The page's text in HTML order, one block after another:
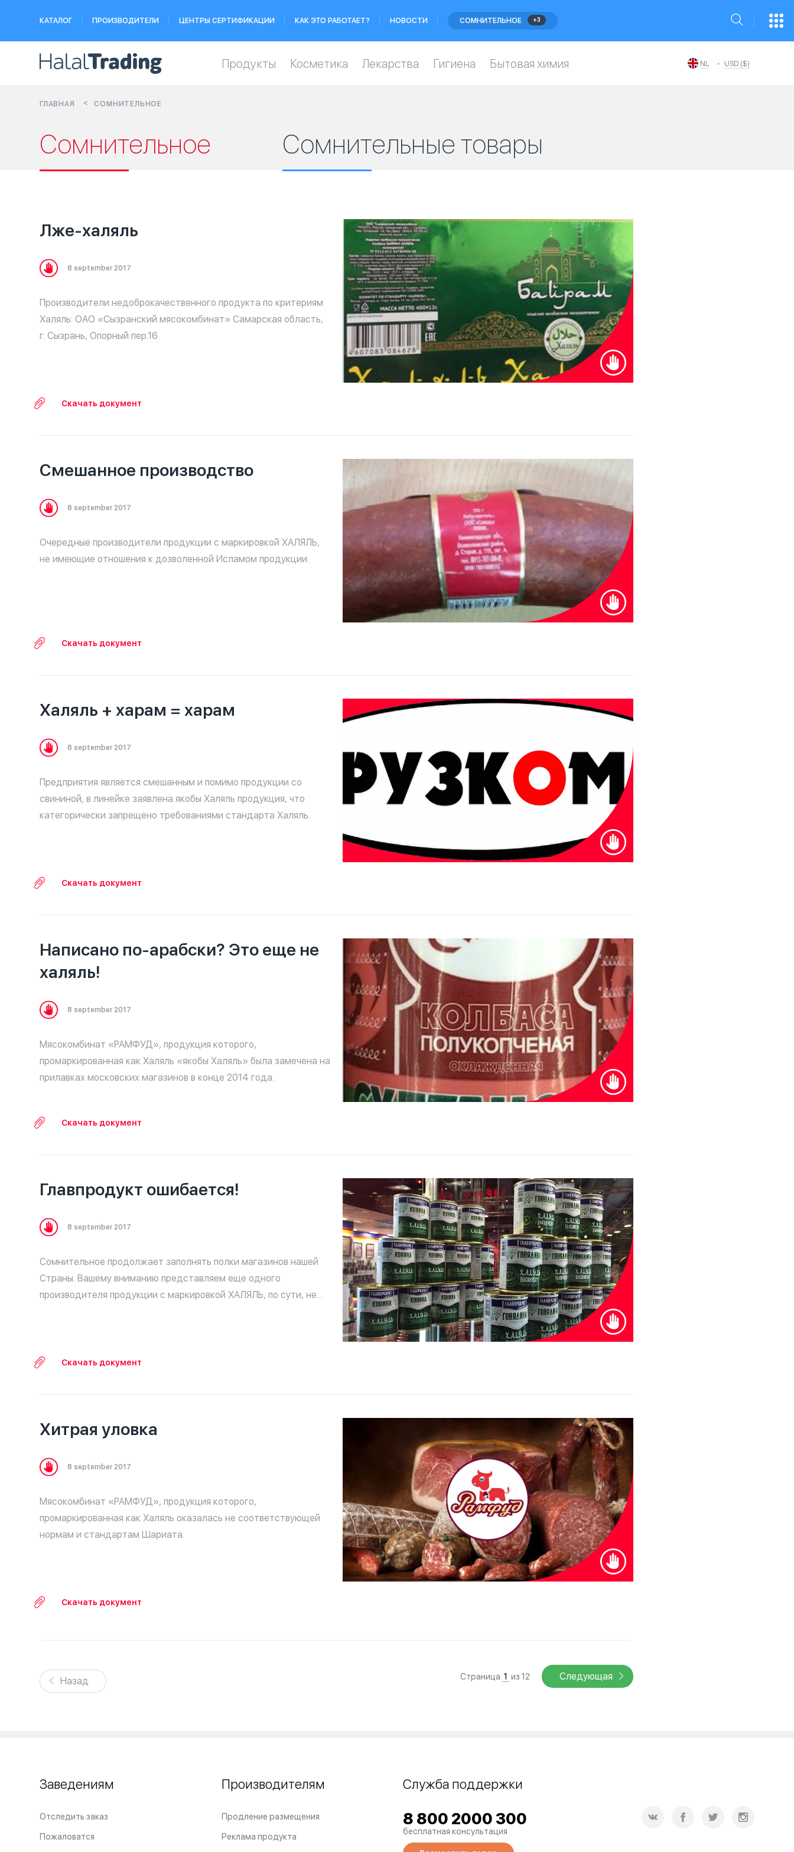
КАТАЛОГ ПРОИЗВОДИТЕЛИ ЦЕНТРЫ СЕРТИФИКАЦИИ КАК ЭТО РАБОТАЕТ? НОВОСТИ СОМНИТЕЛЬНОЕ +3
USD ($)
NL
Продукты Косметика Лекарства Гигиена Бытовая химия
ГЛАВНАЯ СОМНИТЕЛЬНОЕ
Сомнительное Сомнительные товары
Лже-халяль
8 september 2017
Производители недоброкачественного продукта по критериям
Халяль: ОАО «Сызранский мясокомбинат» Самарская область,
г. Сызрань, Опорный пер.16
Скачать документ
Смешанное производство
8 september 2017
Очередные производители продукции с маркировкой ХАЛЯЛЬ,
не имеющие отношения к дозволенной Исламом продукции.
Скачать документ
Халяль + харам = харам
8 september 2017
Предприятия является смешанным и помимо продукции со
свининой, в линейке заявлена якобы Халяль продукция, что
категорически запрещено требованиями стандарта Халяль.
Скачать документ
Написано по-арабски? Это еще не
халяль!
8 september 2017
Мясокомбинат «РАМФУД», продукция которого,
промаркированная как Халяль «якобы Халяль» была замечена на
прилавках московских магазинов в конце 2014 года.
Скачать документ
Главпродукт ошибается!
8 september 2017
Сомнительное продолжает заполнять полки магазинов нашей
Страны. Вашему вниманию представляем еще одного
производителя продукции с маркировкой ХАЛЯЛЬ, по сути, не
Скачать документ
Хитрая уловка
8 september 2017
Мясокомбинат «РАМФУД», продукция которого,
промаркированная как Халяль оказалась не соответствующей
нормам и стандартам Шариата.
Скачать документ
Назад Следующая
Страница 1 из 12
Заведениям
Отследить заказ
Пожаловатся
Производителям
Продление размещения
Реклама продукта
Служба поддержки
8 800 2000 300
бесплатная консультация